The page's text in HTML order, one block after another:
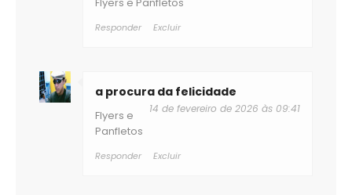
Responder Excluir
a procura da felicidade
14 de fevereiro de 2026 às 09:41
Flyers e
Panfletos
Responder Excluir